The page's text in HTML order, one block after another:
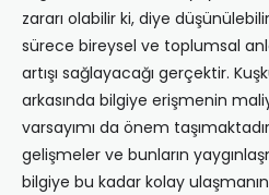
zararı olabilir ki, diye
sürece bireysel ve toplumsal
artışı sağlayacağı gerçektir.
arkasında bilgiye erişmenin
varsayımı da önem
gelişmeler ve bunların
bilgiye bu kadar kolay